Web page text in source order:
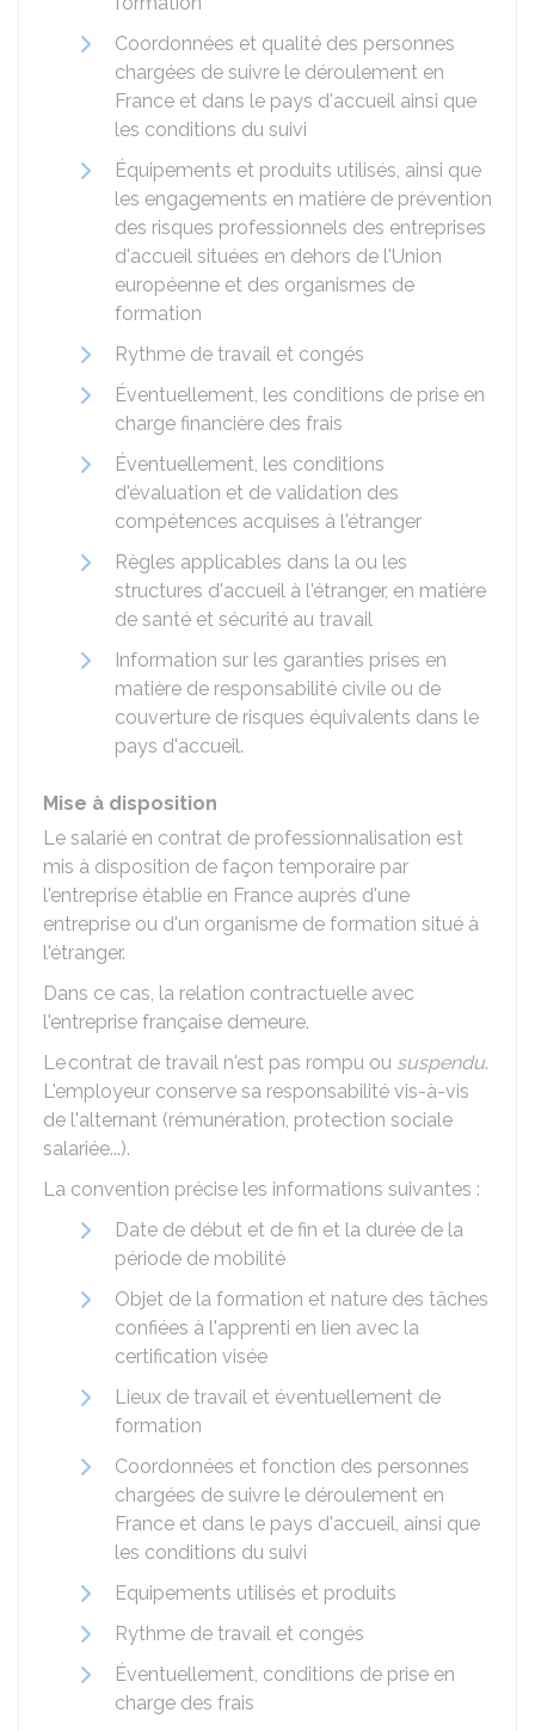
Coordonnées et qualité des personnes
chargées de suivre le déroulement en
France et dans le pays d'accueil ainsi que
les conditions du suivi
Équipements et produits utilisés, ainsi que
les engagements en matière de prévention
des risques professionnels des entreprises
d'accueil situées en dehors de l'Union
européenne et des organismes de
formation
Rythme de travail et congés
Éventuellement, les conditions de prise en
charge financière des frais
Éventuellement, les conditions
d'évaluation et de validation des
compétences acquises à l'étranger
Règles applicables dans la ou les
structures d'accueil à l'étranger, en matière
de santé et sécurité au travail
Information sur les garanties prises en
matière de responsabilité civile ou de
couverture de risques équivalents dans le
pays d'accueil.
Mise à disposition
Le salarié en contrat de professionnalisation est
mis à disposition de façon temporaire par
l'entreprise établie en France auprès d'une
entreprise ou d'un organisme de formation situé à
l'étranger.
Dans ce cas, la relation contractuelle avec
l'entreprise française demeure.
Le contrat de travail n'est pas rompu ou suspendu.
L'employeur conserve sa responsabilité vis-à-vis
de l'alternant (rémunération, protection sociale
salariée...).
La convention précise les informations suivantes :
Date de début et de fin et la durée de la
période de mobilité
Objet de la formation et nature des tâches
confiées à l'apprenti en lien avec la
certification visée
Lieux de travail et éventuellement de
formation
Coordonnées et fonction des personnes
chargées de suivre le déroulement en
France et dans le pays d'accueil, ainsi que
les conditions du suivi
Equipements utilisés et produits
Rythme de travail et congés
Éventuellement, conditions de prise en
charge des frais